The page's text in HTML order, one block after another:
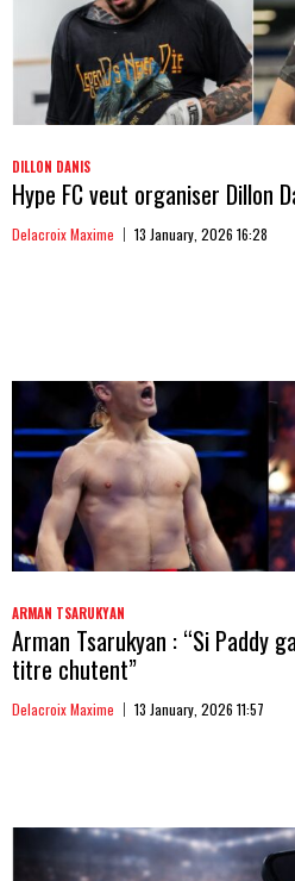
DILLON DANIS
Hype FC veut organiser Dillon
Delacroix Maxime 13 January, 2026 16:28
ARMAN TSARUKYAN
Arman Tsarukyan : “Si Paddy
titre chutent”
Delacroix Maxime 13 January, 2026 11:57